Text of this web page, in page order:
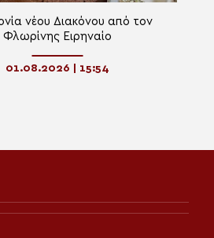
νέου Διακόνου από τον
Φλωρίνης Ειρηναίο
01.08.2026 | 15:54